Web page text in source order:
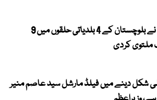
الیکشن کمیشن نے بلوچستان کے 4 بلدیاتی حلقوں میں 9
کردی
شکل دینے میں فیلڈ مارشل سید عاصم منیر